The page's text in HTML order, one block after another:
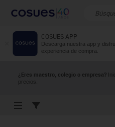
COSUES APP
Descarga nuestra app y
experiencia de compra.
¿Eres maestro, colegio o empresa?
precios.